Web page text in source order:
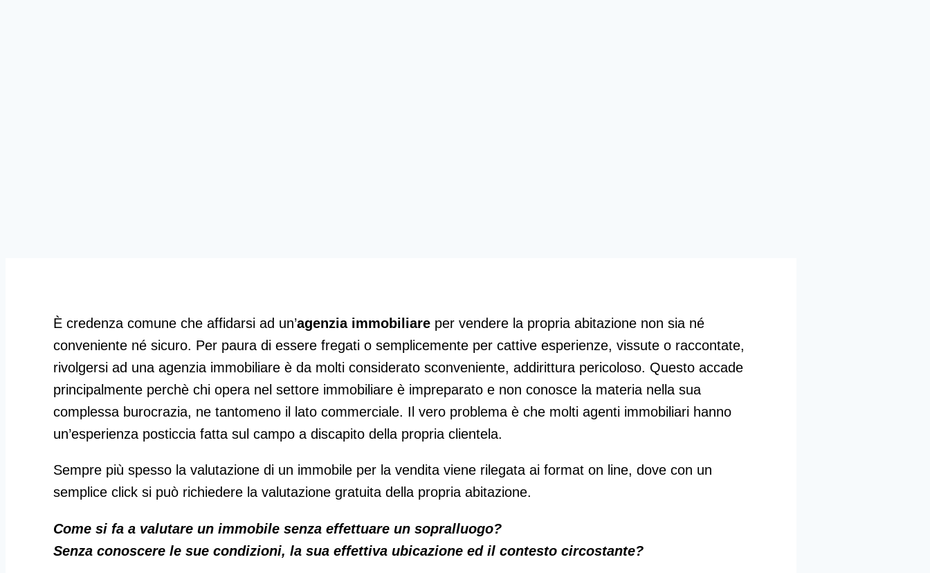
È credenza comune che affidarsi ad un’agenzia immobiliareper vendere la propria abitazione non sia né
conveniente né sicuro. Per paura di essere fregati o semplicemente per cattive esperienze, vissute o raccontate,
rivolgersi ad una agenzia immobiliare è da molti considerato sconveniente, addirittura pericoloso. Questo accade
principalmente perchè chi opera nel settore immobiliare è impreparato e non conosce la materia nella sua
complessa burocrazia, ne tantomeno il lato commerciale. Il vero problema è che molti agenti immobiliari hanno
un’esperienza posticcia fatta sul campo a discapito della propria clientela.
Sempre più spesso la valutazione di un immobile per la vendita viene rilegata ai format on line, dove con un
semplice click si può richiedere la valutazione gratuita della propria abitazione.
Come si fa a valutare un immobile senza effettuare un sopralluogo?
Senza conoscere le sue condizioni, la sua effettiva ubicazione ed il contesto circostante?